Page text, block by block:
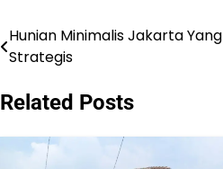
Post
navigation
Hunian Minimalis Jakarta
Strategis
Related Posts